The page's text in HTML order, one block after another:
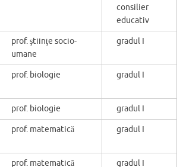
consilier
educativ
prof. ştiinţe socio-
umane
gradul I
prof. biologie gradul I
prof. biologie gradul I
prof. matematică gradul I
prof. matematică gradul I